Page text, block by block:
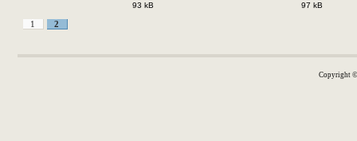
93 kB 97 kB
1 2
Copyright